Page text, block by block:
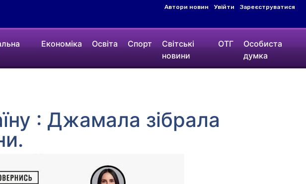
Автори новин Увійти Зареєструватися
Економіка Освіта Спорт
Світські
новини
ОТГ
Особиста
думка
: Джамала зібрала